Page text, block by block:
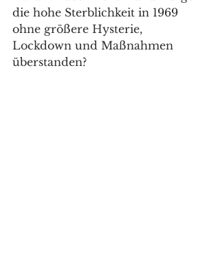
die hohe Sterblichkeit in 1969
ohne größere Hysterie,
Lockdown und Maßnahmen
überstanden?